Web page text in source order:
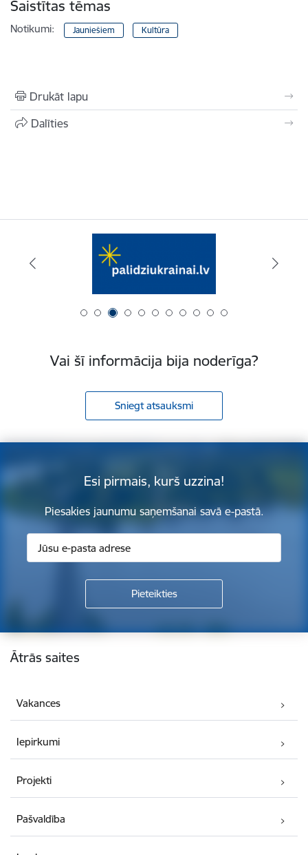
Saistītas tēmas
Notikumi: Jauniešiem Kultūra
Drukāt lapu
Dalīties
Vai šī informācija bija noderīga?
Sniegt atsauksmi
Esi pirmais, kurš uzzina!
Piesakies jaunumu saņemšanai savā e-pastā.
Kājene
Ātrās saites
Vakances
Iepirkumi
Projekti
Pašvaldība